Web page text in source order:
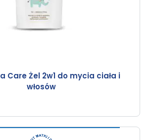
Care Żel 2w1 do mycia ciała i
włosów